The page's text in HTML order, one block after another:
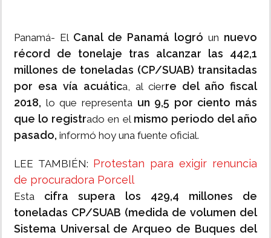
Panamá- El Canal de Panamá logró un nuevo
récord de tonelaje tras alcanzar las 442,1
millones de toneladas (CP/SUAB) transitadas
por esa vía acuática, al cierre del año fiscal
2018, lo que representa un 9,5 por ciento más
que lo registrado en el mismo periodo del año
pasado, informó hoy una fuente oficial.
LEE TAMBIÉN: Protestan para exigir renuncia
de procuradora Porcell
Esta cifra supera los 429,4 millones de
toneladas CP/SUAB (medida de volumen del
Sistema Universal de Arqueo de Buques del